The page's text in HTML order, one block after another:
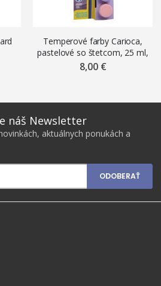
Temperové farby Carioca,
pastelové so štetcom, 25 ml,
6 ks
8,00 €
náš Newsletter
aktuálnych ponukách a
ODOBERAŤ